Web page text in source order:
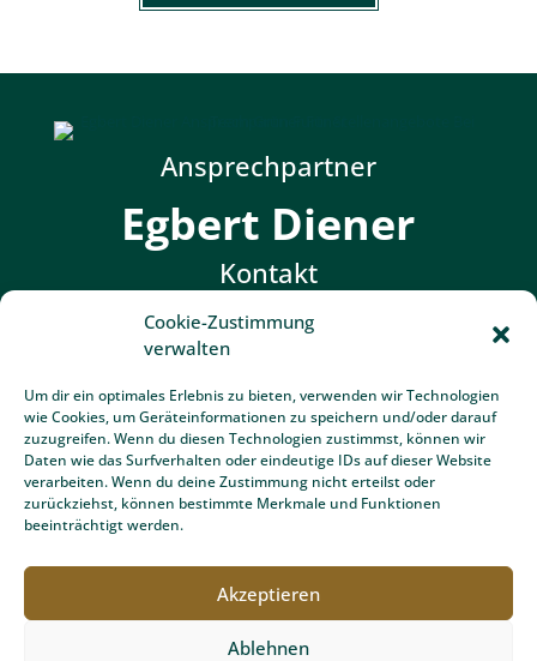
Cookie-Zustimmung
verwalten
Um dir ein optimales Erlebnis zu bieten, verwenden wir Technologien
wie Cookies, um Geräteinformationen zu speichern und/oder darauf
zuzugreifen. Wenn du diesen Technologien zustimmst, können wir
Daten wie das Surfverhalten oder eindeutige IDs auf dieser Website
verarbeiten. Wenn du deine Zustimmung nicht erteilst oder
zurückziehst, können bestimmte Merkmale und Funktionen
beeinträchtigt werden.
Akzeptieren
Ablehnen
Ansprechpartner
Egbert Diener
Kontakt
Telefonnummer anzeigen
bewerbung@team-gruen-furtner.de